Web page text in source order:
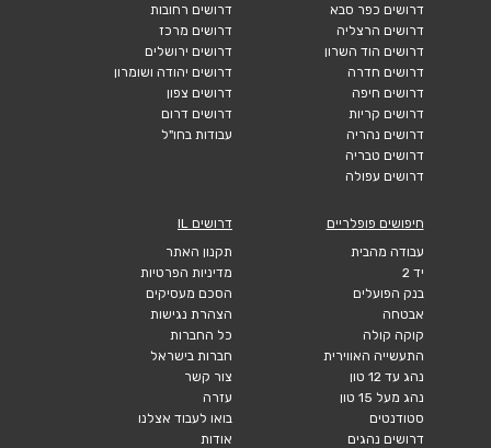
דרושים כפר סבא
דרושים הרצליה
דרושים הוד השרון
דרושים חדרה
דרושים חיפה
דרושים קריות
דרושים נהריה
דרושים טבריה
דרושים עפולה
דרושים רחובות
דרושים מרכז
דרושים ירושלים
דרושים יהודה ושומרון
דרושים צפון
דרושים דרום
עבודות בחו"ל
חיפושים פופלריים
עבודה מהבית
יד 2
בנק הפועלים
אבטחה
קוקה קולה
התעשייה האווירית
נהג עד 12 טון
נהג מעל 15 טון
סטודנטים
דרושים נהגים
דרושים IL
תקנון האתר
מדיניות הפרטיות
הסכם מעסיקים
הצהרת נגישות
כל החברות
חברות בישראל
צור קשר
עזרה
בואו לעבוד אצלנו
אודות